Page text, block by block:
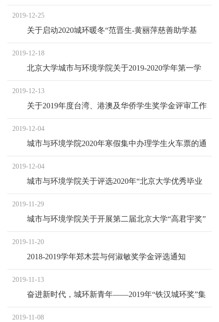
2019-12-25
关于启动2020城环暖冬“范晋生-黄丽萍慈善助学基
金”资助计划的通知
2019-12-18
北京大学城市与环境学院关于2019-2020学年第一学
期团学研部长考核结果公示
2019-12-13
关于2019年度台湾、港澳及华侨学生奖学金评审工作
的通知
2019-12-04
城市与环境学院2020年寒假集中办理学生火车票的通
知
2019-12-04
城市与环境学院关于评选2020年“北京大学优秀毕业
生”和“北京市普通高等学校优秀毕业生”（春季）的
2019-11-29
城市与环境学院关于开展第二届北京大学“高君宇奖”
评选工作的通知
2019-11-20
2018-2019学年郑木芸与何淑敏奖学金评选通知
2019-11-13
奋进新时代，城环新青年——2019年“铁汉城环奖”集
体奖评选活动通知
2019-11-08